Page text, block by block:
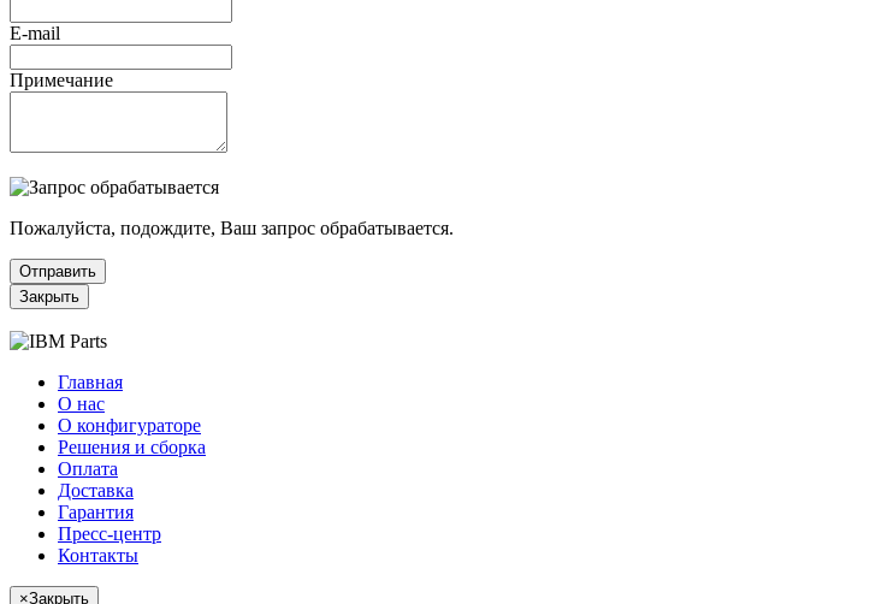
E-mail
Примечание
Пожалуйста, подождите, Ваш запрос обрабатывается.
Отправить
Закрыть
Главная
О нас
О конфигураторе
Решения и сборка
Оплата
Доставка
Гарантия
Пресс-центр
Контакты
×Закрыть